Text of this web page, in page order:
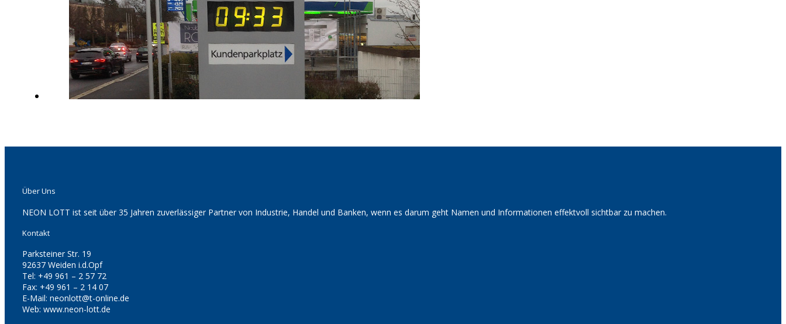
Über Uns
NEON LOTT ist seit über 35 Jahren zuverlässiger Partner von Industrie, Handel und Banken, wenn es darum geht Namen und Informationen effektvoll sichtbar zu machen.
Kontakt
Parksteiner Str. 19
92637 Weiden i.d.Opf
Tel: +49 961 – 2 57 72
Fax: +49 961 – 2 14 07
E-Mail: neonlott@t-online.de
Web: www.neon-lott.de